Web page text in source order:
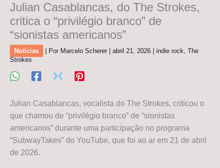
Julian Casablancas, do The Strokes,
critica o “privilégio branco” de
“sionistas americanos”
Notícias | Por Marcelo Scherer abril 21, 2026 indie rock, The
Strokes
Julian Casablancas, vocalista do The Strokes, criticou o
que chamou de “privilégio branco” de “sionistas
americanos” durante uma participação no programa
“SubwayTakes” do YouTube, que foi ao ar em 21 de abril
de 2026.